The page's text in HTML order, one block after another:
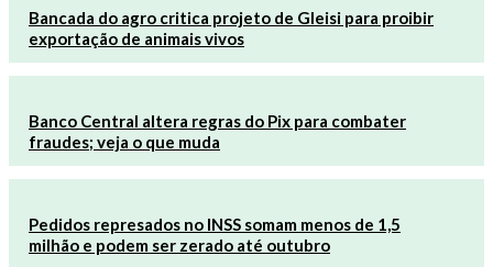
Bancada do agro critica projeto de Gleisi para proibir
exportação de animais vivos
Banco Central altera regras do Pix para combater
fraudes; veja o que muda
Pedidos represados no INSS somam menos de 1,5
milhão e podem ser zerado até outubro